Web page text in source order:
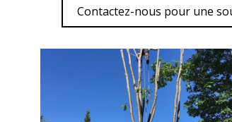
Contactez-nous pour une